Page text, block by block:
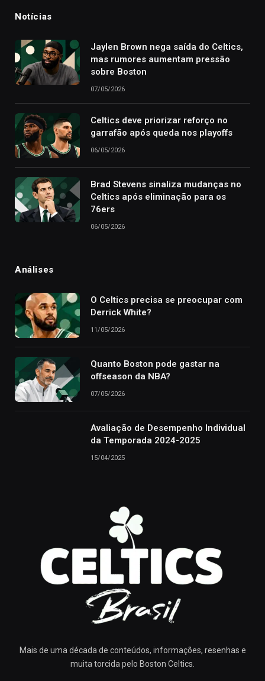
Notícias
Jaylen Brown nega saída do Celtics,
mas rumores aumentam pressão
sobre Boston
07/05/2026
Celtics deve priorizar reforço no
garrafão após queda nos playoffs
06/05/2026
Brad Stevens sinaliza mudanças no
Celtics após eliminação para os
76ers
06/05/2026
Análises
O Celtics precisa se preocupar com
Derrick White?
11/05/2026
Quanto Boston pode gastar na
offseason da NBA?
07/05/2026
Avaliação de Desempenho Individual
da Temporada 2024-2025
15/04/2025
Mais de uma década de conteúdos, informações, resenhas e
muita torcida pelo Boston Celtics.